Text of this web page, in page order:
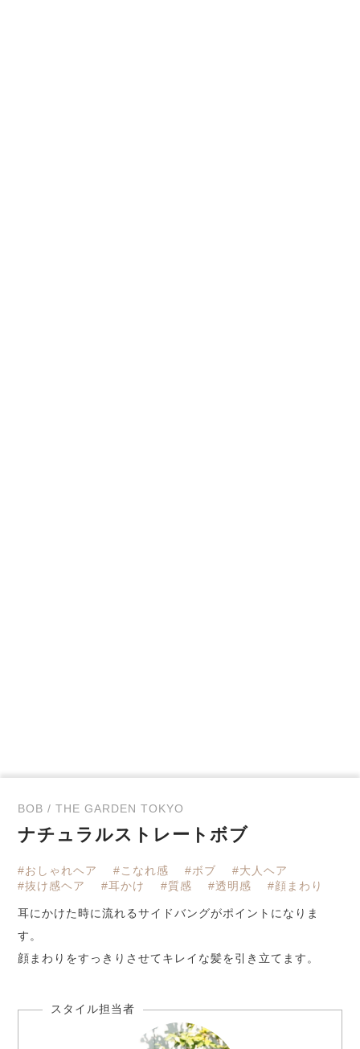
BOB / THE GARDEN TOKYO
ナチュラルストレートボブ
#おしゃれヘア #こなれ感 #ボブ
#大人ヘア
#抜け感ヘア
#耳かけ #質感 #透明感 #顔まわり
耳にかけた時に流れるサイドバングがポイントになりま
す。
顔まわりをすっきりさせてキレイな髪を引き立てます。